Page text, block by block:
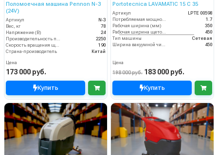
Поломоечная машина Pennon N-3
(24V)
Артикул
N-3
Вес, кг
78
Напряжение (В)
24
2250
190
Страна-производитель
Китай
Цена
173 000 руб.
Купить
Portotecnica LAVAMATIC 15 C 35
Артикул
LPTE 00598
1.7
Рабочая ширина (мм)
350
450
Тип машины
Сетевая
450
Цена
198 000 руб. 183 000 руб.
Купить